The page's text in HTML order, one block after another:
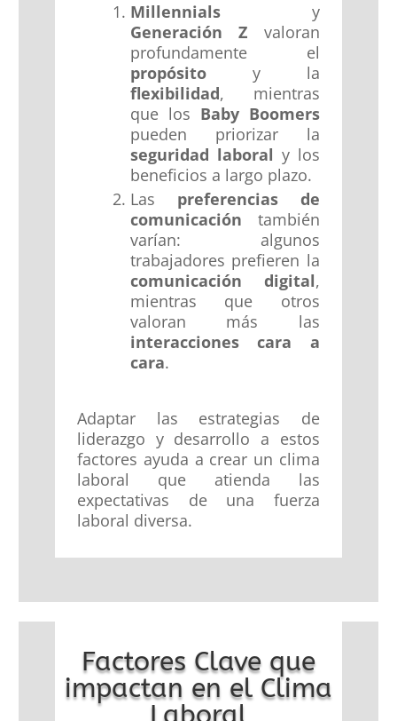
Millennialsy
Generación Z valoran
profundamente el
propósitoy la
flexibilidad, mientras
que los Baby Boomers
pueden priorizar la
seguridad laboral y los
beneficios a largo plazo.
Las preferencias de
comunicación también
varían: algunos
trabajadores prefieren la
comunicación digital,
mientras que otros
valoran más las
interacciones cara a
cara.
Adaptar las estrategias de
liderazgo y desarrollo a estos
factores ayuda a crear un clima
laboral que atienda las
expectativas de una fuerza
laboral diversa.
Factores Clave que
impactan en el Clima
Laboral